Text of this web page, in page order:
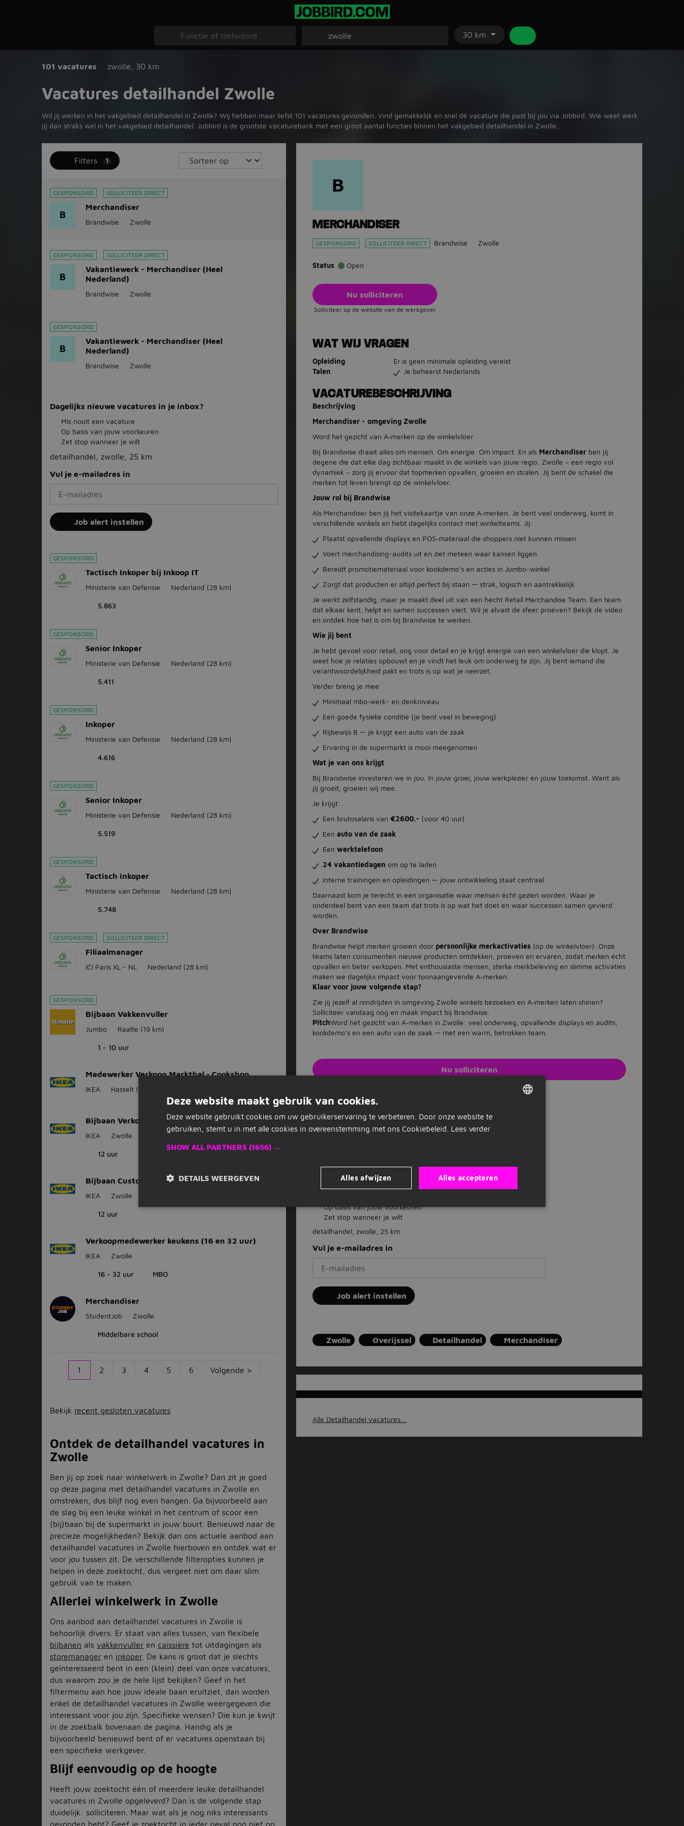
30 km
101 vacatures zwolle 30 km
Vacatures detailhandel Zwolle
Wil jij werken in het vakgebied detailhandel in Zwolle? Wij hebben maar liefst 101 vacatures gevonden. Vind gemakkelijk en snel dé vacature die past bij jou via Jobbird. Wie weet werk
jij dan straks wel in het vakgebied detailhandel. Jobbird is de grootste vacaturebank met een groot aantal functies binnen het vakgebied detailhandel in Zwolle.
Filters 1
GESPONSORD SOLLICITEER DIRECT
B
Merchandiser
Brandwise Zwolle
GESPONSORD SOLLICITEER DIRECT
B
Vakantiewerk - Merchandiser (Heel
Nederland)
Brandwise Zwolle
GESPONSORD
B
Vakantiewerk - Merchandiser (Heel
Nederland)
Brandwise Zwolle
Dagelijks nieuwe vacatures in je inbox?
Mis nooit een vacature
Op basis van jouw voorkeuren
Zet stop wanneer je wilt
detailhandel, zwolle, 25 km
Vul je e-mailadres in
Job alert instellen
GESPONSORD
Tactisch Inkoper bij Inkoop IT
Ministerie van Defensie Nederland (28 km)
5.863
GESPONSORD
Senior Inkoper
Ministerie van Defensie Nederland (28 km)
5.411
GESPONSORD
Inkoper
Ministerie van Defensie Nederland (28 km)
4.616
GESPONSORD
Senior Inkoper
Ministerie van Defensie Nederland (28 km)
5.519
GESPONSORD
Tactisch inkoper
Ministerie van Defensie Nederland (28 km)
5.748
GESPONSORD SOLLICITEER DIRECT
Filiaalmanager
ICI Paris XL - NL Nederland (28 km)
GESPONSORD
Bijbaan Vakkenvuller
Jumbo Raalte (19 km)
1 - 10 uur
Medewerker Verkoop Markthal - Cookshop
IKEA Hasselt (9 km)
Bijbaan Verkoopmedewerker woonaccessoires
IKEA Zwolle
12 uur
Bijbaan Customer Relations
IKEA Zwolle
12 uur
Verkoopmedewerker keukens (16 en 32 uur)
IKEA Zwolle
16 - 32 uur MBO
Merchandiser
StudentJob Zwolle
Middelbare school
1 2 3 4 5 6 Volgende >
Bekijk recent gesloten vacatures
Ontdek de detailhandel vacatures in
Zwolle
Ben jij op zoek naar winkelwerk in Zwolle? Dan zit je goed
op deze pagina met detailhandel vacatures in Zwolle en
omstreken, dus blijf nog even hangen. Ga bijvoorbeeld aan
de slag bij een leuke winkel in het centrum of scoor een
(bij)baan bij de supermarkt in jouw buurt. Benieuwd naar de
precieze mogelijkheden? Bekijk dan ons actuele aanbod aan
detailhandel vacatures in Zwolle hierboven en ontdek wat er
voor jou tussen zit. De verschillende filteropties kunnen je
helpen in deze zoektocht, dus vergeet niet om daar slim
gebruik van te maken.
Allerlei winkelwerk in Zwolle
Ons aanbod aan detailhandel vacatures in Zwolle is
behoorlijk divers. Er staat van alles tussen, van flexibele
bijbanen als vakkenvuller en caissière tot uitdagingen als
storemanager en inkoper. De kans is groot dat je slechts
geïnteresseerd bent in een (klein) deel van onze vacatures,
dus waarom zou je de hele lijst bekijken? Geef in het
filtermenu aan hoe jouw ideale baan eruitziet, dan worden
enkel de detailhandel vacatures in Zwolle weergegeven die
interessant voor jou zijn. Specifieke wensen? Die kun je kwijt
in de zoekbalk bovenaan de pagina. Handig als je
bijvoorbeeld benieuwd bent of er vacatures openstaan bij
een specifieke werkgever.
Blijf eenvoudig op de hoogte
Heeft jouw zoektocht één of meerdere leuke detailhandel
vacatures in Zwolle opgeleverd? Dan is de volgende stap
duidelijk: solliciteren. Maar wat als je nog niks interessants
gevonden hebt? Geef je zoektocht in ieder geval nog niet op.
B
MERCHANDISER
GESPONSORD SOLLICITEER DIRECT Brandwise Zwolle
Status Open
Nu solliciteren
Solliciteer op de website van de werkgever
WAT WIJ VRAGEN
Opleiding
Er is geen minimale opleiding vereist
Talen
Je beheerst Nederlands
VACATUREBESCHRIJVING
Beschrijving
Merchandiser - omgeving Zwolle
Word het gezicht van A‑merken op de winkelvloer
Bij Brandwise draait alles om mensen. Om energie. Om impact. En als Merchandiser ben jij
degene die dat elke dag zichtbaar maakt in de winkels van jouw regio. Zwolle – een regio vol
dynamiek – zorg jij ervoor dat topmerken opvallen, groeien en stralen. Jij bent de schakel die
merken tot leven brengt op de winkelvloer.
Jouw rol bij Brandwise
Als Merchandiser ben jij het visitekaartje van onze A‑merken. Je bent veel onderweg, komt in
verschillende winkels en hebt dagelijks contact met winkelteams. Jij:
Plaatst opvallende displays en POS‑materiaal die shoppers niet kunnen missen
Voert merchandising-audits uit en ziet meteen waar kansen liggen
Bereidt promotiemateriaal voor kookdemo’s en acties in Jumbo-winkel
Zorgt dat producten er altijd perfect bij staan — strak, logisch en aantrekkelijk
Je werkt zelfstandig, maar je maakt deel uit van een hecht Retail Merchandise Team. Een team
dat elkaar kent, helpt en samen successen viert. Wil je alvast de sfeer proeven? Bekijk de video
en ontdek hoe het is om bij Brandwise te werken.
Wie jij bent
Je hebt gevoel voor retail, oog voor detail en je krijgt energie van een winkelvloer die klopt. Je
weet hoe je relaties opbouwt en je vindt het leuk om onderweg te zijn. Jij bent iemand die
verantwoordelijkheid pakt en trots is op wat je neerzet.
Verder breng je mee:
Minimaal mbo‑werk- en denkniveau
Een goede fysieke conditie (je bent veel in beweging)
Rijbewijs B — je krijgt een auto van de zaak
Ervaring in de supermarkt is mooi meegenomen
Wat je van ons krijgt
Bij Brandwise investeren we in jou. In jouw groei, jouw werkplezier en jouw toekomst. Want als
jij groeit, groeien wij mee.
Je krijgt:
Een brutosalaris van €2600.- (voor 40 uur)
Een auto van de zaak
Een werktelefoon
24 vakantiedagen om op te laden
Interne trainingen en opleidingen — jouw ontwikkeling staat centraal
Daarnaast kom je terecht in een organisatie waar mensen écht gezien worden. Waar je
onderdeel bent van een team dat trots is op wat het doet en waar successen samen gevierd
worden.
Over Brandwise
Brandwise helpt merken groeien door persoonlijke merkactivaties (op de winkelvloer). Onze
teams laten consumenten nieuwe producten ontdekken, proeven en ervaren, zodat merken écht
opvallen en beter verkopen. Met enthousiaste mensen, sterke merkbeleving en slimme activaties
maken we dagelijks impact voor toonaangevende A‑merken.
Klaar voor jouw volgende stap?
Zie jij jezelf al rondrijden in omgeving Zwolle winkels bezoeken en A‑merken laten shinen?
Solliciteer vandaag nog en maak impact bij Brandwise.
PitchWord hét gezicht van A‑merken in Zwolle: veel onderweg, opvallende displays en audits,
kookdemo’s en een auto van de zaak — met een warm, betrokken team.
Nu solliciteren
Solliciteer op de website van de werkgever
Opslaan als favoriet Vacature delen Of solliciteer later
Dagelijks nieuwe vacatures in je inbox?
Op basis van jouw voorkeuren
Zet stop wanneer je wilt
detailhandel, zwolle, 25 km
Vul je e-mailadres in
Job alert instellen
Zwolle Overijssel Detailhandel Merchandiser
Alle Detailhandel vacatures...
Deze website maakt gebruik van cookies.
Deze website gebruikt cookies om uw gebruikerservaring te verbeteren. Door onze website te
gebruiken, stemt u in met alle cookies in overeenstemming met ons Cookiebeleid. Lees verder
SHOW ALL PARTNERS (1656) →
Alles accepteren
Alles afwijzen
DETAILS WEERGEVEN